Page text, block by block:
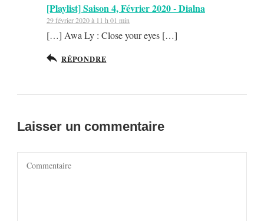
[Playlist] Saison 4, Février 2020 - Dialna
29 février 2020 à 11 h 01 min
[…] Awa Ly : Close your eyes […]
RÉPONDRE
Laisser un commentaire